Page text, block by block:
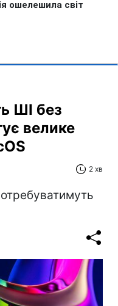
ШІ без
велике
2 хв